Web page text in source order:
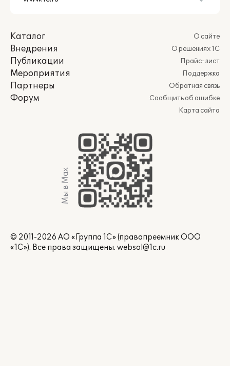
Каталог
Внедрения
Публикации
Мероприятия
Партнеры
Форум
О сайте
О решениях 1С
Прайс-лист
Поддержка
Обратная связь
Сообщить об ошибке
Карта сайта
Мы в Max
© 2011-2026 АО «Группа 1С» (правопреемник ООО
«1С»). Все права защищены. websol@1c.ru